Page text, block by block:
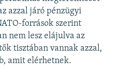
azzal járó pénzügyi
források szerint
nem lesz elájulva az
tisztában vannak azzal,
amit elérhetnek.